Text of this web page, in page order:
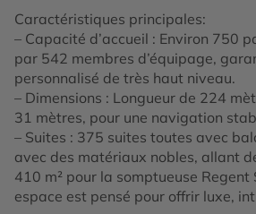
Caractéristiques principales:
– Capacité d’accueil : Environ 750
par 542 membres d’équipage,
personnalisé de très haut niveau.
– Dimensions : Longueur de 224
31 mètres, pour une navigation
– Suites : 375 suites toutes avec
avec des matériaux nobles, allant
410 m² pour la somptueuse Regent
espace est pensé pour offrir luxe,